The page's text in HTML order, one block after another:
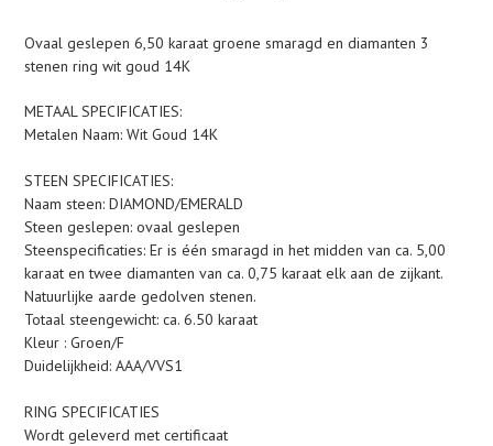
toegevoegen
aan
winkelwagen
Ovaal geslepen 6,50 karaat groene smaragd en diamanten 3
stenen ring wit goud 14K
METAAL SPECIFICATIES:
Metalen Naam: Wit Goud 14K
STEEN SPECIFICATIES:
Naam steen: DIAMOND/EMERALD
Steen geslepen: ovaal geslepen
Steenspecificaties: Er is één smaragd in het midden van ca. 5,00
karaat en twee diamanten van ca. 0,75 karaat elk aan de zijkant.
Natuurlijke aarde gedolven stenen.
Totaal steengewicht: ca. 6.50 karaat
Kleur : Groen/F
Duidelijkheid: AAA/VVS1
RING SPECIFICATIES
Wordt geleverd met certificaat